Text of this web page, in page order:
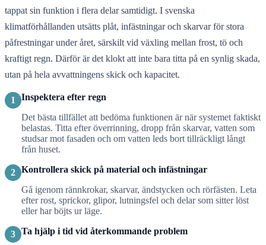
tappat sin funktion i flera delar samtidigt. I svenska
klimatförhållanden utsätts plåt, infästningar och skarvar för stora
påfrestningar under året, särskilt vid växling mellan frost, tö och
kraftigt regn. Därför är det klokt att inte bara titta på en synlig skada,
utan på hela avvattningens skick och kapacitet.
1
Inspektera efter regn
Det bästa tillfället att bedöma funktionen är när systemet faktiskt
belastas. Titta efter överrinning, dropp från skarvar, vatten som
studsar mot fasaden och om vatten leds bort tillräckligt långt
från huset.
2 Kontrollera skick på material och infästningar
Gå igenom rännkrokar, skarvar, ändstycken och rörfästen. Leta
efter rost, sprickor, glipor, lutningsfel och delar som sitter löst
eller har böjts ur läge.
3 Ta hjälp i tid vid återkommande problem